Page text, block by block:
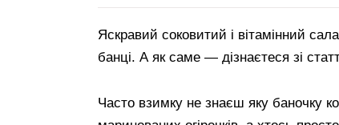
Яскравий соковитий і вітамінний
банці. А як саме — дізнаєтеся зі
Часто взимку не знаєш яку баночку